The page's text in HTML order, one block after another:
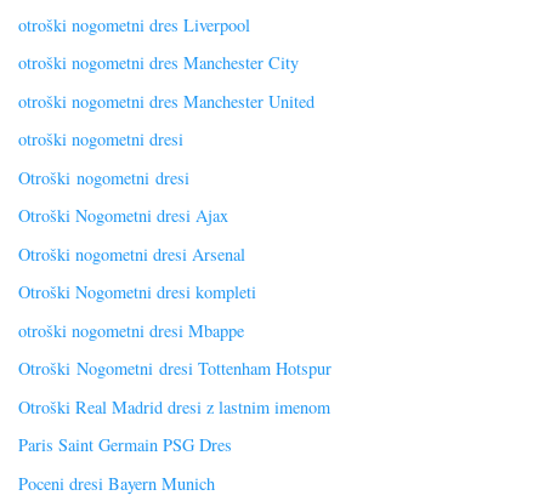
otroški nogometni dres Liverpool
otroški nogometni dres Manchester City
otroški nogometni dres Manchester United
otroški nogometni dresi
Otroški nogometni dresi
Otroški Nogometni dresi Ajax
Otroški nogometni dresi Arsenal
Otroški Nogometni dresi kompleti
otroški nogometni dresi Mbappe
Otroški Nogometni dresi Tottenham Hotspur
Otroški Real Madrid dresi z lastnim imenom
Paris Saint Germain PSG Dres
Poceni dresi Bayern Munich